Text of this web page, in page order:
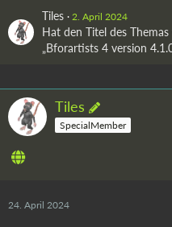
Tiles 2. April 2024
Hat den Titel des
„Bforartists 4 version
Tiles
SpecialMember
24. April 2024